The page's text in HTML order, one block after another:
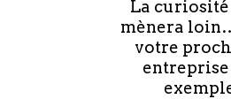
La
mènera
votre